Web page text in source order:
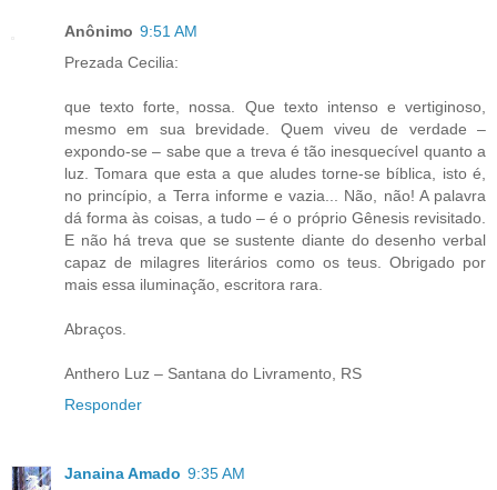
Anônimo 9:51 AM
Prezada Cecilia:
que texto forte, nossa. Que texto intenso e vertiginoso,
mesmo em sua brevidade. Quem viveu de verdade –
expondo-se – sabe que a treva é tão inesquecível quanto a
luz. Tomara que esta a que aludes torne-se bíblica, isto é,
no princípio, a Terra informe e vazia... Não, não! A palavra
dá forma às coisas, a tudo – é o próprio Gênesis revisitado.
E não há treva que se sustente diante do desenho verbal
capaz de milagres literários como os teus. Obrigado por
mais essa iluminação, escritora rara.
Abraços.
Anthero Luz – Santana do Livramento, RS
Responder
Janaina Amado 9:35 AM